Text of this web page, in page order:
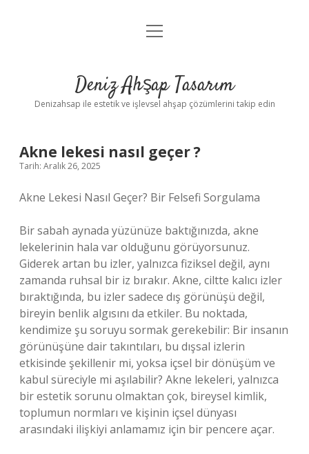
Anasayfa
Yasal Uyarı
menüyü
Deniz Ahşap Tasarım
Denizahsap ile estetik ve işlevsel ahşap çözümlerini takip edin
Akne lekesi nasıl geçer ?
Tarih: Aralık 26, 2025
Akne Lekesi Nasıl Geçer? Bir Felsefi Sorgulama
Bir sabah aynada yüzünüze baktığınızda, akne
lekelerinin hala var olduğunu görüyorsunuz.
Giderek artan bu izler, yalnızca fiziksel değil, aynı
zamanda ruhsal bir iz bırakır. Akne, ciltte kalıcı izler
bıraktığında, bu izler sadece dış görünüşü değil,
bireyin benlik algısını da etkiler. Bu noktada,
kendimize şu soruyu sormak gerekebilir: Bir insanın
görünüşüne dair takıntıları, bu dışsal izlerin
etkisinde şekillenir mi, yoksa içsel bir dönüşüm ve
kabul süreciyle mi aşılabilir? Akne lekeleri, yalnızca
bir estetik sorunu olmaktan çok, bireysel kimlik,
toplumun normları ve kişinin içsel dünyası
arasındaki ilişkiyi anlamamız için bir pencere açar.